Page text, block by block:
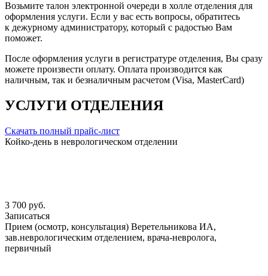
Возьмите талон электронной очереди в холле отделения для
оформления услуги. Если у вас есть вопросы, обратитесь
к дежурному администратору, который с радостью Вам
поможет.
После оформления услуги в регистратуре отделения, Вы сразу
можете произвести оплату. Оплата производится как
наличным, так и безналичным расчетом (Visa, MasterCard)
УСЛУГИ ОТДЕЛЕНИЯ
Скачать полный прайс-лист
Койко-день в неврологическом отделении
3 700 руб.
Записаться
Прием (осмотр, консультация) Веретельникова ИА,
зав.неврологическим отделением, врача-невролога,
первичный